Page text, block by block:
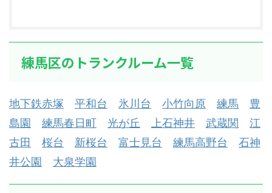
練馬区のトランクルーム一覧
地下鉄赤塚 平和台 氷川台 小竹向原 練馬
豊
島園
練馬春日町 光が丘 上石神井 武蔵関
江
古田
桜台 新桜台 富士見台 練馬高野台
石神
井公園
大泉学園